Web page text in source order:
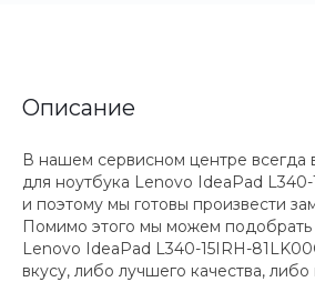
Описание
В нашем сервисном центре всегда
для ноутбука Lenovo IdeaPad
и поэтому мы готовы произвести
Помимо этого мы можем подобрать
Lenovo IdeaPad L340-15IRH-
вкусу, либо лучшего качества,